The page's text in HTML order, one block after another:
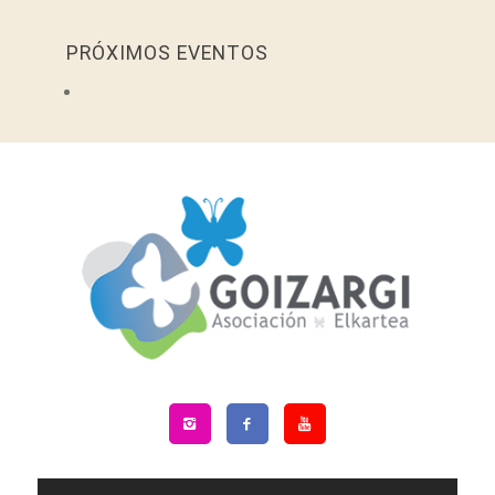
PRÓXIMOS EVENTOS